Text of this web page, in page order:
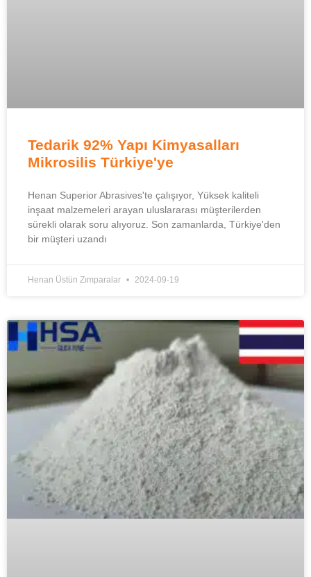
Tedarik 92% Yapı Kimyasalları
Mikrosilis Türkiye'ye
Henan Superior Abrasives'te çalışıyor, Yüksek kaliteli
inşaat malzemeleri arayan uluslararası müşterilerden
sürekli olarak soru alıyoruz. Son zamanlarda, Türkiye'den
bir müşteri uzandı
Henan Üstün Zımparalar 2024-09-19